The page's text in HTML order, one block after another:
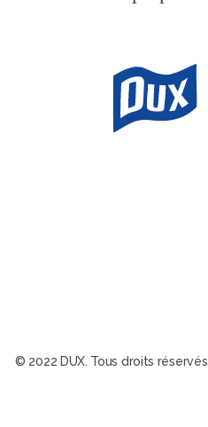
© 2022 DUX. Tous droits réservés